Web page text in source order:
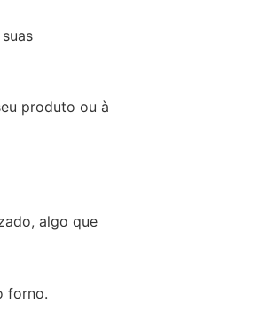
produto ou à
algo que
forno.